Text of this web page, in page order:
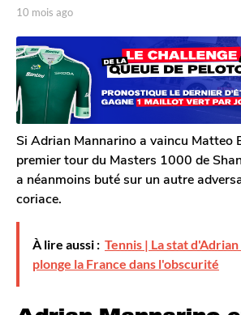
o
1
0
m
o
i
s
p
r
T
o
m
G
a
l
r
o
n
10 mois ago
o
i
s
a
g
o
Si Adrian Mannarino a vaincu Matteo
premier tour du Masters 1000 de
a néanmoins buté sur un autre
coriace.
À lire aussi : Tennis | La stat
plonge la France dans l'obscurité